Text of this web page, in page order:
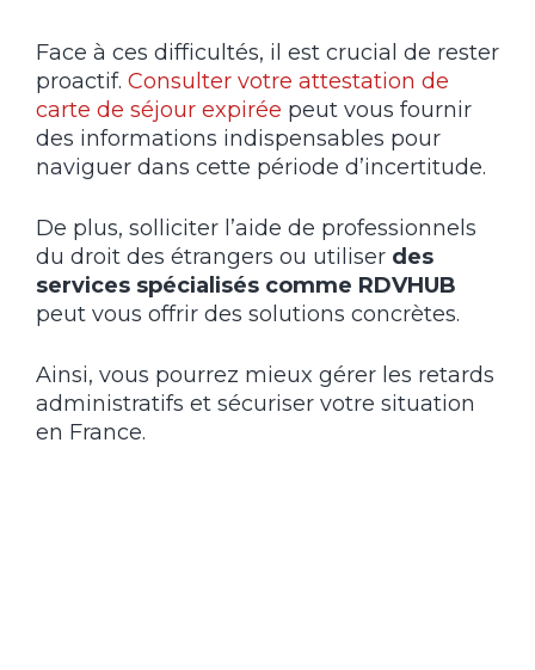
Face à ces difficultés, il est crucial de rester
proactif. Consulter votre attestation de
carte de séjour expirée peut vous fournir
des informations indispensables pour
naviguer dans cette période d’incertitude.
De plus, solliciter l’aide de professionnels
du droit des étrangers ou utiliser des
services spécialisés comme RDVHUB
peut vous offrir des solutions concrètes.
Ainsi, vous pourrez mieux gérer les retards
administratifs et sécuriser votre situation
en France.